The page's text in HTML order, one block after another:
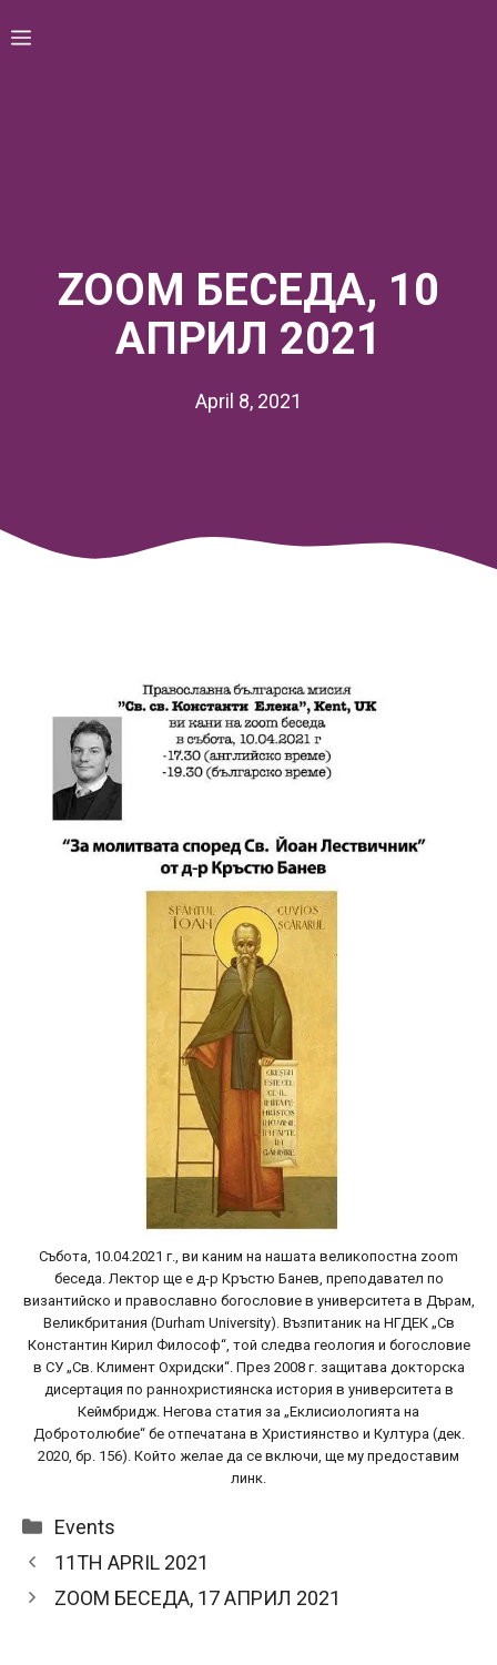
to Menu
ZOOM БЕСЕДА, 10
АПРИЛ 2021
April 8, 2021
Събота, 10.04.2021 г., ви каним на нашата великопостна zoom
беседа. Лектор ще е д-р Кръстю Банев, преподавател по
византийско и православно богословие в университета в Дърам,
Великбритания (Durham University). Възпитаник на НГДЕК „Св
Константин Кирил Философ“, той следва геология и богословие
в СУ „Св. Климент Охридски“. През 2008 г. защитава докторска
дисертация по раннохристиянска история в университета в
Кеймбридж. Негова статия за „Еклисиологията на
Добротолюбие“ бе отпечатана в Християнство и Култура (дек.
2020, бр. 156). Който желае да се включи, ще му предоставим
линк.
Categories
Events
11TH APRIL 2021
ZOOM БЕСЕДА, 17 АПРИЛ 2021